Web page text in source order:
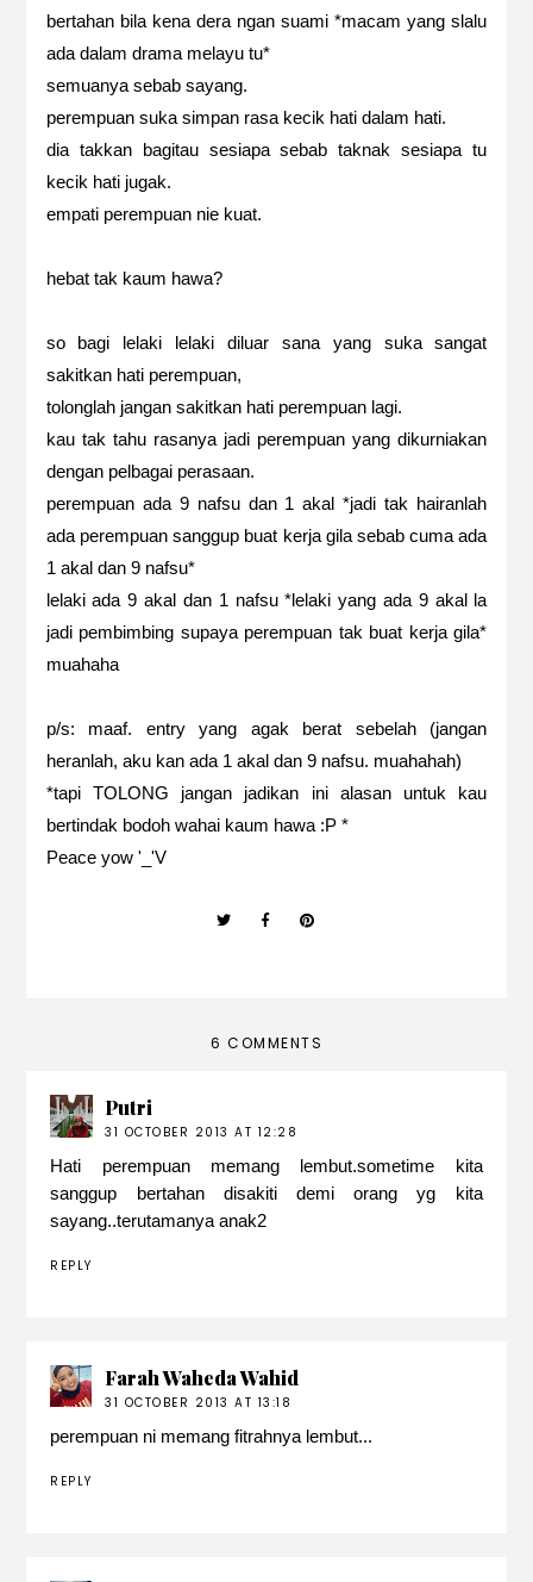
bertahan bila kena dera ngan suami *macam yang slalu
ada dalam drama melayu tu*
semuanya sebab sayang.
perempuan suka simpan rasa kecik hati dalam hati.
dia takkan bagitau sesiapa sebab taknak sesiapa tu
kecik hati jugak.
empati perempuan nie kuat.
hebat tak kaum hawa?
so bagi lelaki lelaki diluar sana yang suka sangat
sakitkan hati perempuan,
tolonglah jangan sakitkan hati perempuan lagi.
kau tak tahu rasanya jadi perempuan yang dikurniakan
dengan pelbagai perasaan.
perempuan ada 9 nafsu dan 1 akal *jadi tak hairanlah
ada perempuan sanggup buat kerja gila sebab cuma ada
1 akal dan 9 nafsu*
lelaki ada 9 akal dan 1 nafsu *lelaki yang ada 9 akal la
jadi pembimbing supaya perempuan tak buat kerja gila*
muahaha
p/s: maaf. entry yang agak berat sebelah (jangan
heranlah, aku kan ada 1 akal dan 9 nafsu. muahahah)
*tapi TOLONG jangan jadikan ini alasan untuk kau
bertindak bodoh wahai kaum hawa :P *
Peace yow '_'V
6 COMMENTS
Putri
31 OCTOBER 2013 AT 12:28
Hati perempuan memang lembut.sometime kita
sanggup bertahan disakiti demi orang yg kita
sayang..terutamanya anak2
REPLY
Farah Waheda Wahid
31 OCTOBER 2013 AT 13:18
perempuan ni memang fitrahnya lembut...
REPLY